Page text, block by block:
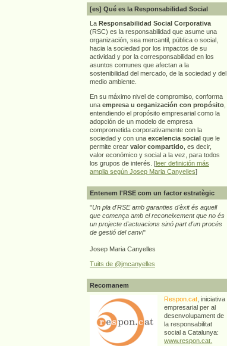
[es] Qué es la Responsabilidad Social
La Responsabilidad Social Corporativa
(RSC) es la responsabilidad que asume una
organización, sea mercantil, pública o social,
hacia la sociedad por los impactos de su
actividad y por la corresponsabilidad en los
asuntos comunes que afectan a la
sostenibilidad del mercado, de la sociedad y del
medio ambiente.
En su máximo nivel de compromiso, conforma
una empresa u organización con propósito
entendiendo el propósito empresarial como la
adopción de un modelo de empresa
comprometida corporativamente con la
sociedad y con una excelencia social que le
permite crear valor compartido , es decir,
valor económico y social a la vez, para todos
los grupos de interés. [leer definición más
amplia según Josep Maria Canyelles]
Entenem l'RSE com un factor estratègic
"Un pla d'RSE amb garanties d'èxit és aquell
que comença amb el reconeixement que no és
un projecte d'actuacions sinó part d'un procés
de gestió del canvi"
Josep Maria Canyelles
Tuits de @jmcanyelles
Recomanem
Respon.cat , iniciativa
empresarial per al
desenvolupament de
la responsabilitat
social a Catalunya:
www.respon.cat.